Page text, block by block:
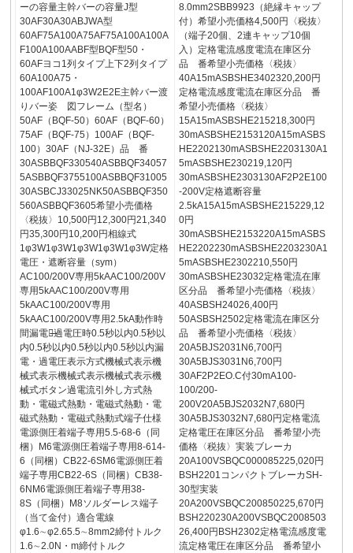
ーの容量主幹バーの容量J型
30AF30A30ABJWA型
60AF75A100A75AF75A100A100A
F100A100AABF型BQF型50・
60AFヨコ1列タイプ上下2列タイプ
60A100A75・
100AF100A1φ3W2E2E主幹バー渡
りバー姿 図フレーム（型名）
50AF（BQF-50）60AF（BQF-60）
75AF（BQF-75）100AF（BQF-
100）30AF（NJ-32E）品 番
30ASBBQF330540ASBBQF34057
5ASBBQF3755100ASBBQF31005
30ASBCJ33025NK50ASBBQF350
560ASBBQF3605希望小売価格
〈税抜〉10,500円12,300円21,340
円35,300円10,200円相線式
1φ3W1φ3W1φ3W1φ3W1φ3W定格
電圧・遮断容量（sym）
AC100/200V専用5kAAC100/200V
専用5kAAC100/200V専用
5kAAC100/200V専用
5kAAC100/200V専用2.5kA動作時
間漏電時̶̶̶̶̶過電圧時0.5秒以内0.5秒以
内0.5秒以内0.5秒以内0.5秒以内漏
電・過電圧表示方式機械式表示機
械式表示機械式表示機械式表示機
械式ボタン過電流引外し方式熱
動・電磁式熱動・電磁式熱動・電
磁式熱動・電磁式熱動式端子仕様
電源側圧着端子専用5.5-68-6（同
梱）M6電源側圧着端子専用8-614-
6（同梱）CB22-6SM6電源側圧着
端子専用CB22-6S（同梱）CB38-
6NM6電源側圧着端子専用38-
8S（同梱）M8ソルダーレス端子
（当て金付）適合電線
φ1.6∼φ2.65.5∼8mm2締付トルク
1.6∼2.0N・m締付トルク
8.0mm2SBB9923（絶縁キャップ
付）希望小売価格4,500円〈税抜〉
（端子20個、2連キャップ10個
入）定格電流感度電流在庫区分
品 番希望小売価格〈税抜〉
40A15mASBSHE3402320,200円
定格電流感度電流在庫区分品 番
希望小売価格〈税抜〉
15A15mASBSHE215218,300円
30mASBSHE2153120A15mASBS
HE2202130mASBSHE2203130A1
5mASBSHE230219,120円
30mASBSHE2303130AF2P2E100
-200V定格遮断容量
2.5kA15A15mASBSHE215229,12
0円
30mASBSHE2153220A15mASBS
HE2202230mASBSHE2203230A1
5mASBSHE2302210,550円
30mASBSHE23032定格電流在庫
区分品 番希望小売価格〈税抜〉
40ASBSH24026,400円
50ASBSH2502定格電流在庫区分
品 番希望小売価格〈税抜〉
20A5BJS2031N6,700円
30A5BJS3031N6,700円
30AF2P2EO.C付30mA100-
100/200-
200V20A5BJS2032N7,680円
30A5BJS3032N7,680円定格電流
定格電圧在庫区分品 番希望小売
価格〈税抜〉実装ブレーカ
20A100VSBQC000085225,020円
BSH2201コンパクトブレーカSH-
30型実装
20A200VSBQC200850225,670円
BSH220230A200VSBQC2008503
26,400円BSH2302定格電流感度電
流定格電圧在庫区分品 番希望小